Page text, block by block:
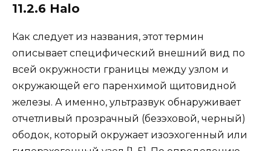
11.2.6 Halo
Как следует из названия, этот термин
описывает специфический внешний вид по
всей окружности границы между узлом и
окружающей его паренхимой щитовидной
железы. А именно, ультразвук обнаруживает
отчетливый прозрачный (безэховой, черный)
ободок, который окружает изоэхогенный или